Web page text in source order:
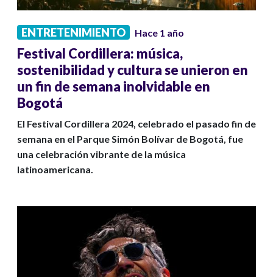
ENTRETENIMIENTO Hace 1 año
Festival Cordillera: música,
sostenibilidad y cultura se unieron en
un fin de semana inolvidable en
Bogotá
El Festival Cordillera 2024, celebrado el pasado fin de
semana en el Parque Simón Bolívar de Bogotá, fue
una celebración vibrante de la música
latinoamericana.